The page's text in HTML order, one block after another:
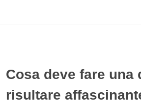
Cosa deve fare una
risultare